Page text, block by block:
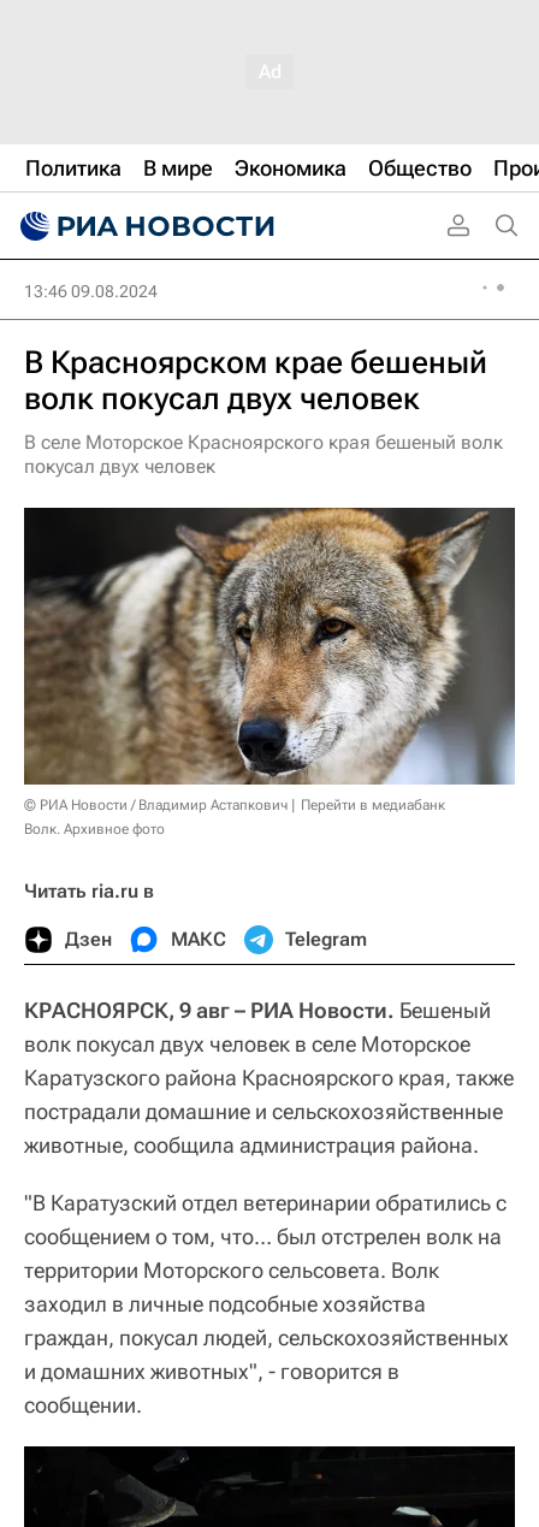
Политика В мире Экономика Общество
13:46 09.08.2024
В Красноярском крае бешеный
волк покусал двух человек
В селе Моторское Красноярского края бешеный волк
покусал двух человек
© РИА Новости / Владимир Астапкович
Перейти в медиабанк
Волк. Архивное фото
Читать ria.ru в
Дзен МАКС Telegram
КРАСНОЯРСК, 9 авг – РИА Новости. Бешеный
волк покусал двух человек в селе Моторское
Каратузского района Красноярского края, также
пострадали домашние и сельскохозяйственные
животные, сообщила администрация района.
"В Каратузский отдел ветеринарии обратились с
сообщением о том, что… был отстрелен волк на
территории Моторского сельсовета. Волк
заходил в личные подсобные хозяйства
граждан, покусал людей, сельскохозяйственных
и домашних животных", - говорится в
сообщении.